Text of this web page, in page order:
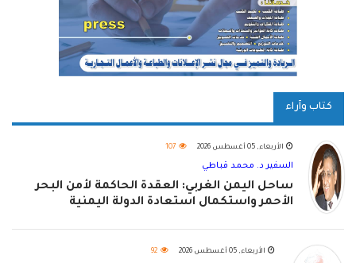
كتاب وآراء
الأربعاء, 05 أغسطس 2026 107
السفير د. محمد قباطي
ساحل اليمن الغربي: العقدة الحاكمة لأمن البحر
الأحمر واستكمال استعادة الدولة اليمنية
الأربعاء, 05 أغسطس 2026 92